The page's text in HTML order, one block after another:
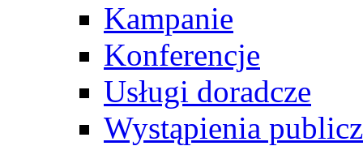
Kampanie
Konferencje
Usługi doradcze
Wystąpienia